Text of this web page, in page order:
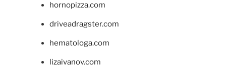
hornopizza.com
driveadragster.com
hematologa.com
lizaivanov.com